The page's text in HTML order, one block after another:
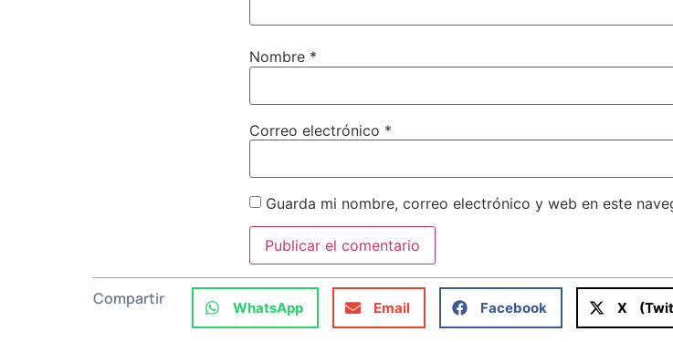
Nombre *
Correo electrónico *
Guarda mi nombre, correo electrónico y web en este
Compartir WhatsApp Email Facebook X